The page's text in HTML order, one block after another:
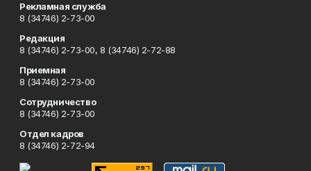
Рекламная служба
8 (34746) 2-73-00
Редакция
8 (34746) 2-73-00, 8 (34746) 2-72-88
Приемная
8 (34746) 2-73-00
Сотрудничество
8 (34746) 2-73-00
Отдел кадров
8 (34746) 2-72-94